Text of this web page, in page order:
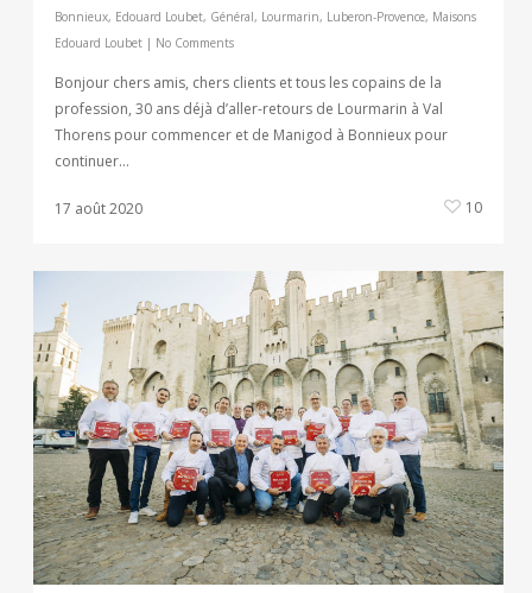
Bonnieux, Edouard Loubet, Général, Lourmarin, Luberon-Provence, Maisons
Edouard Loubet | No Comments
Bonjour chers amis, chers clients et tous les copains de la
profession, 30 ans déjà d’aller-retours de Lourmarin à Val
Thorens pour commencer et de Manigod à Bonnieux pour
continuer…
17 août 2020 10